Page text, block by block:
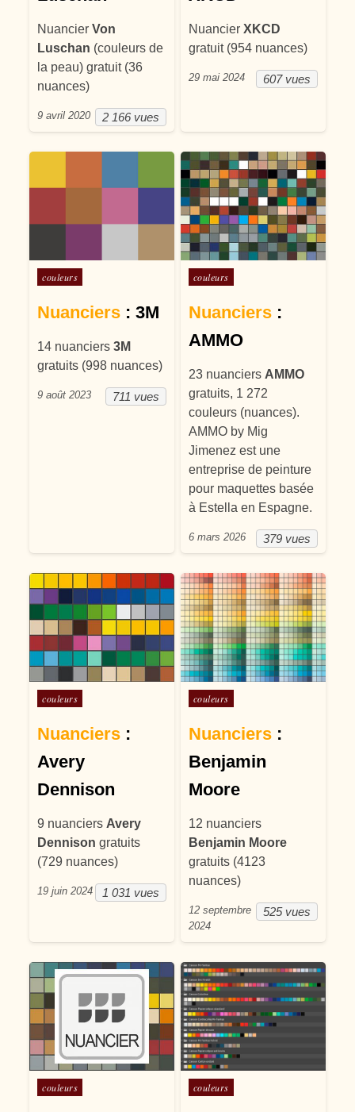
NuancierVon
Luschan (couleurs de
la peau) gratuit (36
nuances)
2 166 vues
9 avril 2020
Nuancier XKCD
gratuit (954 nuances)
607 vues
29 mai 2024
Posté dans
couleurs
Nuanciers : 3M
14 nuanciers3M
gratuits (998 nuances)
711 vues
9 août 2023
Posté dans
couleurs
Nuanciers:
AMMO
23 nuanciers AMMO
gratuits, 1 272
couleurs (nuances).
AMMO by Mig
Jimenez est une
entreprise de peinture
pour maquettes basée
à Estella en Espagne.
379 vues
6 mars 2026
Posté dans
couleurs
Nuanciers :
Avery
Dennison
9 nuanciers Avery
Dennison gratuits
(729 nuances)
1 031 vues
19 juin 2024
Posté dans
couleurs
Nuanciers:
Benjamin
Moore
12 nuanciers
Benjamin Moore
gratuits (4123
nuances)
525 vues
12 septembre
2024
Posté dans
couleurs Posté dans
couleurs